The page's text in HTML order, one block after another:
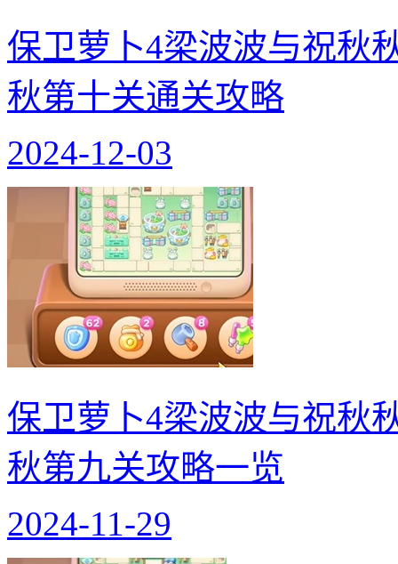
保卫萝卜4梁波波与祝秋
秋第十关通关攻略
2024-12-03
保卫萝卜4梁波波与祝秋
秋第九关攻略一览
2024-11-29